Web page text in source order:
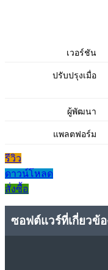
เวอร์ชัน
ปรับปรุงเมื่อ
ผู้พัฒนา
แพลตฟอร์ม
รีวิว
ดาวน์โหลด
สั่งซื้อ
ซอฟต์แวร์ที่เกี่ยวข้อ